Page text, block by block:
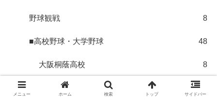
野球観戦 8
■高校野球・大学野球 48
大阪桐蔭高校 8
高校野球 10
メニュー ホーム 検索 トップ サイドバー